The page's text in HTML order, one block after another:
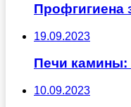
Профгигиена
19.09.2023
Печи камины:
10.09.2023